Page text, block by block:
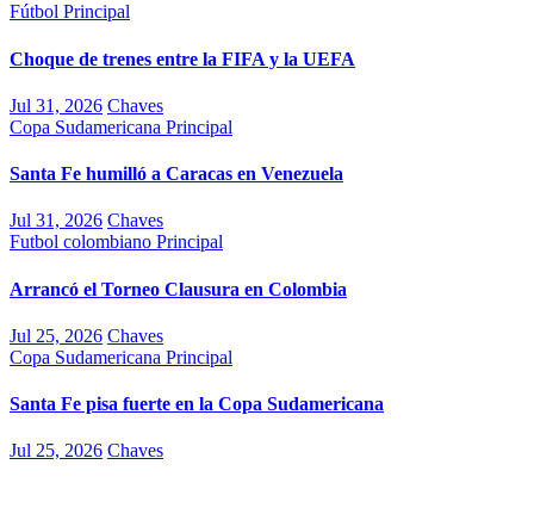
Fútbol Principal
Choque de trenes entre la FIFA y la UEFA
Jul 31, 2026 Chaves
Copa Sudamericana Principal
Santa Fe humilló a Caracas en Venezuela
Jul 31, 2026 Chaves
Futbol colombiano Principal
Arrancó el Torneo Clausura en Colombia
Jul 25, 2026 Chaves
Copa Sudamericana Principal
Santa Fe pisa fuerte en la Copa Sudamericana
Jul 25, 2026 Chaves